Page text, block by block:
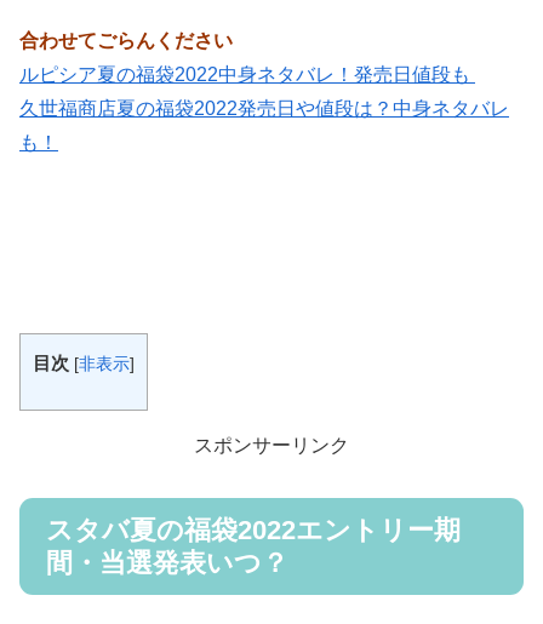
合わせてごらんください
ルピシア夏の福袋2022中身ネタバレ！発売日値段も
久世福商店夏の福袋2022発売日や値段は？中身ネタバレ
も！
目次 [非表示]
スポンサーリンク
スタバ夏の福袋2022エントリー期
間・当選発表いつ？